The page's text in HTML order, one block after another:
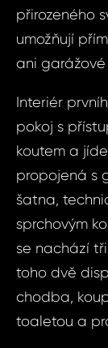
přirozeného
umožňují
ani
Interiér
pokoj s
koutem a
propojená s
šatna,
sprchovým
se nachází
toho dvě
chodba,
toaletou a